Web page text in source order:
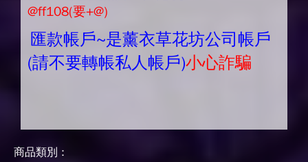
@ff108(要+@)
匯款帳戶~是薰衣草花坊公司帳戶
(請不要轉帳私人帳戶)小心詐騙
商品類別 :